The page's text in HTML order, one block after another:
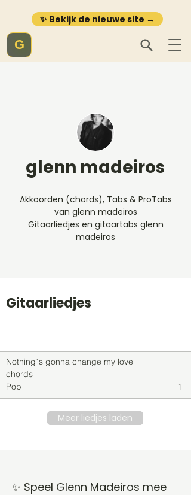
✨ Bekijk de nieuwe site →
G
glenn madeiros
Akkoorden (chords), Tabs & ProTabs
van glenn madeiros
Gitaarliedjes en gitaartabs glenn
madeiros
Gitaarliedjes
Nothing´s gonna change my love
chords
Pop
1
Meer liedjes laden
✨ Speel Glenn Madeiros mee